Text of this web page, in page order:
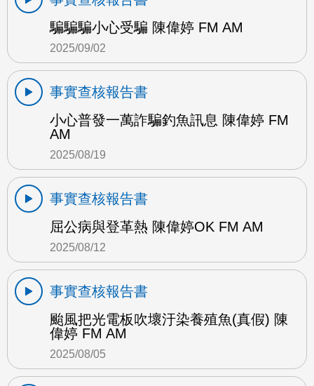
騙騙騙小心受騙 陳偉婷 FM AM
2025/09/02
事實查核報告書
小心普發一萬詐騙釣魚訊息 陳偉婷 FM
AM
2025/08/19
事實查核報告書
屈公病與登革熱 陳偉婷OK FM AM
2025/08/12
事實查核報告書
颱風把光電板吹壞汙染養殖魚(真假) 陳
偉婷 FM AM
2025/08/05